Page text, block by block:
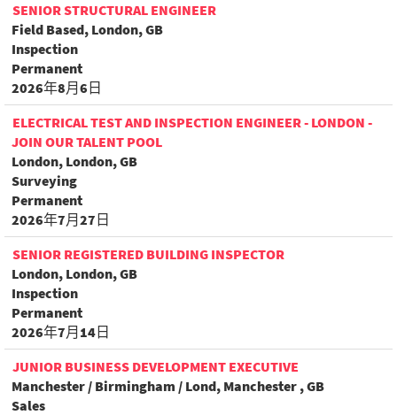
SENIOR STRUCTURAL ENGINEER
Field Based, London, GB
Inspection
Permanent
2026年8月6日
ELECTRICAL TEST AND INSPECTION ENGINEER - LONDON -
JOIN OUR TALENT POOL
London, London, GB
Surveying
Permanent
2026年7月27日
SENIOR REGISTERED BUILDING INSPECTOR
London, London, GB
Inspection
Permanent
2026年7月14日
JUNIOR BUSINESS DEVELOPMENT EXECUTIVE
Manchester / Birmingham / Lond, Manchester , GB
Sales